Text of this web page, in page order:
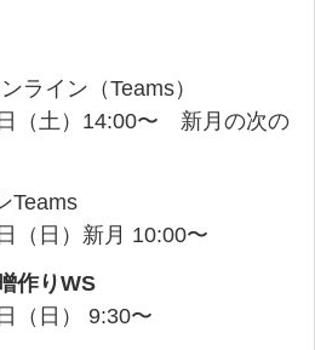
ライン（Teams）
（土）14:00〜 新月の次の
（日）新月 10:00〜
作りWS
（日） 9:30〜